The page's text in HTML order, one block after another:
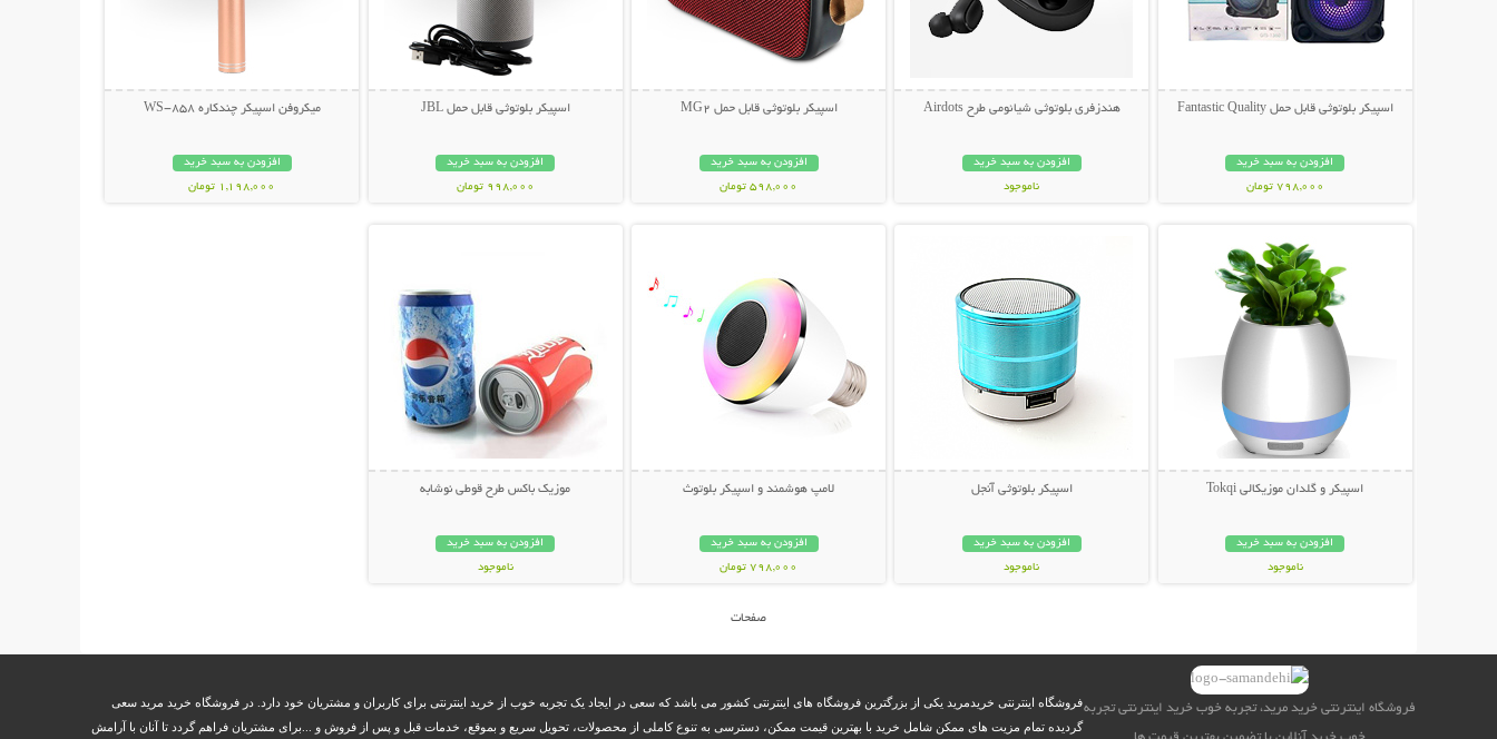
اسپیکر بلوتوثی قابل حمل Fantastic Quality
افزودن به سبد خرید
798,000 تومان
هندزفری بلوتوثی شیائومی طرح Airdots
افزودن به سبد خرید
ناموجود
اسپیکر بلوتوثی قابل حمل MG2
افزودن به سبد خرید
598,000 تومان
اسپیکر بلوتوثی قابل حمل JBL
افزودن به سبد خرید
998,000 تومان
میکروفن اسپیکر چندکاره WS-858
افزودن به سبد خرید
1,198,000 تومان
اسپیکر و گلدان موزیکالی Tokqi
افزودن به سبد خرید
ناموجود
اسپیکر بلوتوثی آنجل
افزودن به سبد خرید
ناموجود
لامپ هوشمند و اسپیکر بلوتوث
افزودن به سبد خرید
798,000 تومان
موزیک باکس طرح قوطی نوشابه
افزودن به سبد خرید
ناموجود
صفحات
فروشگاه اینترنتی خرید مرید، تجربه خوب خرید اینترنتی تجربهفروشگاه اینترنتی خریدمرید یکی از بزرگترین فروشگاه های اینترنتی کشور می باشد که سعی در ایجاد یک تجربه خوب از خرید اینترنتی برای کاربران و مشتریان خود دارد. در فروشگاه خرید مرید سعی
گردیده تمام مزیت های ممکن شامل خرید با بهترین قیمت ممکن، دسترسی به تنوع کاملی از محصولات، تحویل سریع و بموقع، خدمات قبل و پس از فروش و ...برای مشتریان فراهم گردد تا آنان با آرامش